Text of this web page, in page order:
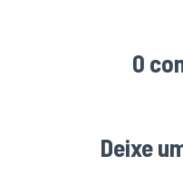
0
Deixe